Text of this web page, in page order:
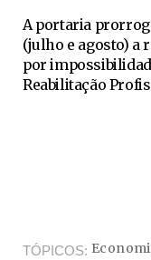
A portaria
(julho e agosto) a
por
Reabilitação
TÓPICOS